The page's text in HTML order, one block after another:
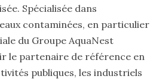
Spécialisée dans
contaminées, en particulier
du Groupe AquaNest
le partenaire de référence en
publiques, les industriels